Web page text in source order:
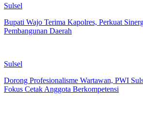
Sulsel
Bupati Wajo Terima Kapolres, Perkuat
Pembangunan Daerah
Sulsel
Dorong Profesionalisme Wartawan, PWI
Fokus Cetak Anggota Berkompetensi